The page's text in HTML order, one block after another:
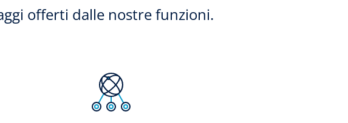
offerti dalle nostre funzioni.